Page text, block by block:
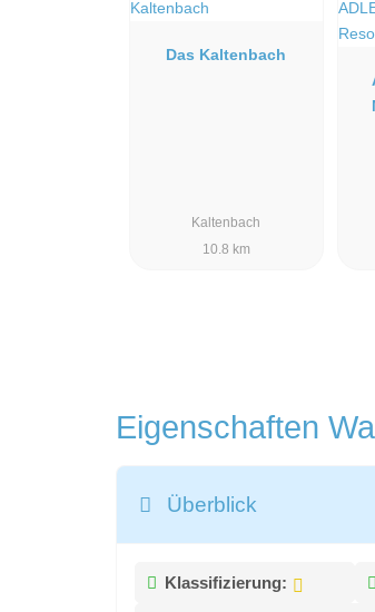
Das Kaltenbach
Kaltenbach
10.8 km
Eigenschaften
Überblick
Klassifizierung: